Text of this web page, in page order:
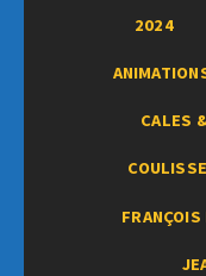
2024
CALES
FRANÇOIS